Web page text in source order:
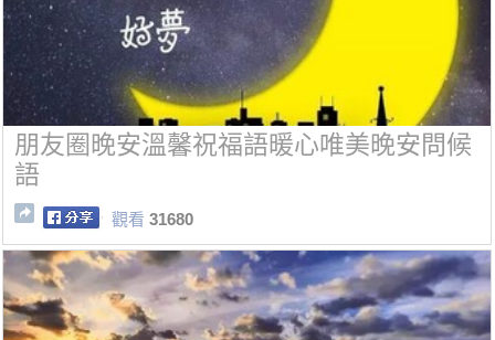
朋友圈晚安溫馨祝福語暖心唯美晚安問候
語
觀看 31680